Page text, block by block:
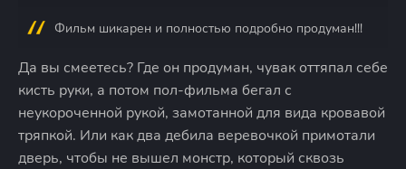
Фильм шикарен и полностью подробно продуман!!!
Да вы смеетесь? Где он продуман, чувак оттяпал себе
кисть руки, а потом пол-фильма бегал с
неукороченной рукой, замотанной для вида кровавой
тряпкой. Или как два дебила веревочкой примотали
дверь, чтобы не вышел монстр, который сквозь